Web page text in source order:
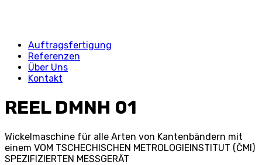
Auftragsfertigung
Referenzen
Über Uns
Kontakt
REEL DMNH 01
Wickelmaschine für alle Arten von Kantenbändern mit
einem VOM TSCHECHISCHEN METROLOGIEINSTITUT (ČMI)
SPEZIFIZIERTEN MESSGERÄT